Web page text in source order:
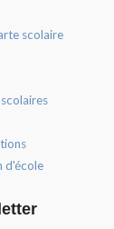
scolaire
d'école